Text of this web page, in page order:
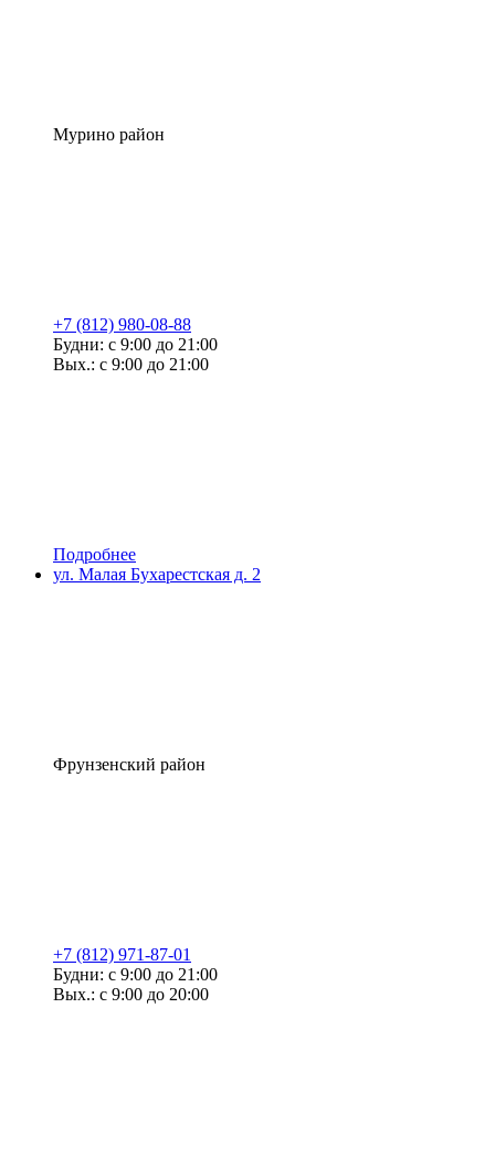
Мурино район
+7 (812) 980-08-88
Будни: с 9:00 до 21:00
Вых.: с 9:00 до 21:00
Подробнее
ул. Малая Бухарестская д. 2
Фрунзенский район
+7 (812) 971-87-01
Будни: с 9:00 до 21:00
Вых.: с 9:00 до 20:00